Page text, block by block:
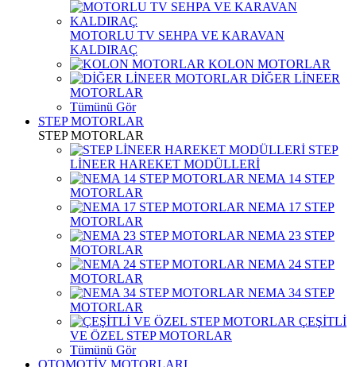
MOTORLU TV SEHPA VE KARAVAN
KALDIRAÇ
KOLON MOTORLAR
DİĞER LİNEER
MOTORLAR
Tümünü Gör
STEP MOTORLAR
STEP MOTORLAR
STEP
LİNEER HAREKET MODÜLLERİ
NEMA 14 STEP
MOTORLAR
NEMA 17 STEP
MOTORLAR
NEMA 23 STEP
MOTORLAR
NEMA 24 STEP
MOTORLAR
NEMA 34 STEP
MOTORLAR
ÇEŞİTLİ
VE ÖZEL STEP MOTORLAR
Tümünü Gör
OTOMOTİV MOTORLARI